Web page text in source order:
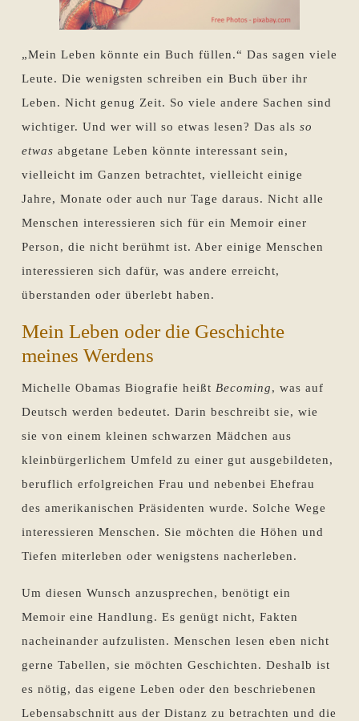
„Mein Leben könnte ein Buch füllen.“ Das sagen viele
Leute. Die wenigsten schreiben ein Buch über ihr
Leben. Nicht genug Zeit. So viele andere Sachen sind
wichtiger. Und wer will so etwas lesen? Das als so
etwas abgetane Leben könnte interessant sein,
vielleicht im Ganzen betrachtet, vielleicht einige
Jahre, Monate oder auch nur Tage daraus. Nicht alle
Menschen interessieren sich für ein Memoir einer
Person, die nicht berühmt ist. Aber einige Menschen
interessieren sich dafür, was andere erreicht,
überstanden oder überlebt haben.
Mein Leben oder die Geschichte
meines Werdens
Michelle Obamas Biografie heißt Becoming, was auf
Deutsch werden bedeutet. Darin beschreibt sie, wie
sie von einem kleinen schwarzen Mädchen aus
kleinbürgerlichem Umfeld zu einer gut ausgebildeten,
beruflich erfolgreichen Frau und nebenbei Ehefrau
des amerikanischen Präsidenten wurde. Solche Wege
interessieren Menschen. Sie möchten die Höhen und
Tiefen miterleben oder wenigstens nacherleben.
Um diesen Wunsch anzusprechen, benötigt ein
Memoir eine Handlung. Es genügt nicht, Fakten
nacheinander aufzulisten. Menschen lesen eben nicht
gerne Tabellen, sie möchten Geschichten. Deshalb ist
es nötig, das eigene Leben oder den beschriebenen
Lebensabschnitt aus der Distanz zu betrachten und die